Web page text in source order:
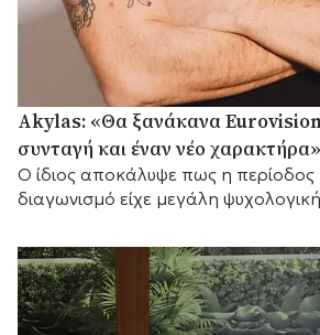
Akylas: «Θα ξανάκανα
συνταγή και έναν νέο χαρακτήρα»
Ο ίδιος αποκάλυψε πως η περίοδος
διαγωνισμό είχε μεγάλη